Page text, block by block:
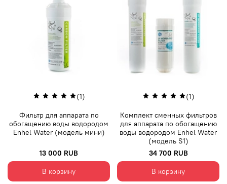
(1)
Фильтр для аппарата по
обогащению воды водородом
Enhel Water (модель мини)
13 000 RUB
В корзину
(1)
Комплект сменных фильтров
для аппарата по обогащению
воды водородом Enhel Water
(модель S1)
34 700 RUB
В корзину